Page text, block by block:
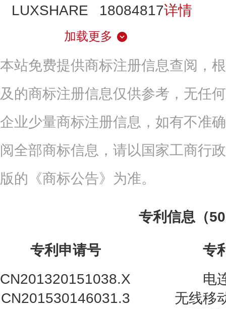
LUXSHARE
18084817详情
加载更多
本站免费提供商标注册信息查阅，
及的商标注册信息仅供参考，无任
企业少量商标注册信息，如有不准
阅全部商标信息，请以国家工商行
版的《商标公告》为准。
专利信息（
专利申请号
专
CN201320151038.X
电
CN201530146031.3
无线移